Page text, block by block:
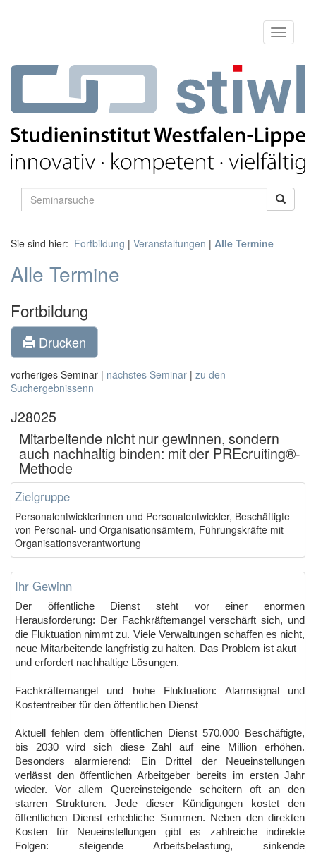
Sie sind hier: Fortbildung | Veranstaltungen | Alle Termine
Alle Termine
Fortbildung
Drucken
vorheriges Seminar | nächstes Seminar | zu den
Suchergebnissenn
J28025
Mitarbeitende nicht nur gewinnen, sondern
auch nachhaltig binden: mit der PREcruiting®-
Methode
Zielgruppe
Personalentwicklerinnen und Personalentwickler, Beschäftigte
von Personal- und Organisationsämtern, Führungskräfte mit
Organisationsverantwortung
Ihr Gewinn
Der öffentliche Dienst steht vor einer enormen
Herausforderung: Der Fachkräftemangel verschärft sich, und
die Fluktuation nimmt zu. Viele Verwaltungen schaffen es nicht,
neue Mitarbeitende langfristig zu halten. Das Problem ist akut –
und erfordert nachhaltige Lösungen.
Fachkräftemangel und hohe Fluktuation: Alarmsignal und
Kostentreiber für den öffentlichen Dienst
Aktuell fehlen dem öffentlichen Dienst 570.000 Beschäftigte,
bis 2030 wird sich diese Zahl auf eine Million erhöhen.
Besonders alarmierend: Ein Drittel der Neueinstellungen
verlässt den öffentlichen Arbeitgeber bereits im ersten Jahr
wieder. Vor allem Quereinsteigende scheitern oft an den
starren Strukturen. Jede dieser Kündigungen kostet den
öffentlichen Dienst erhebliche Summen. Neben den direkten
Kosten für Neueinstellungen gibt es zahlreiche indirekte
Folgen: steigende Arbeitsbelastung, sinkende